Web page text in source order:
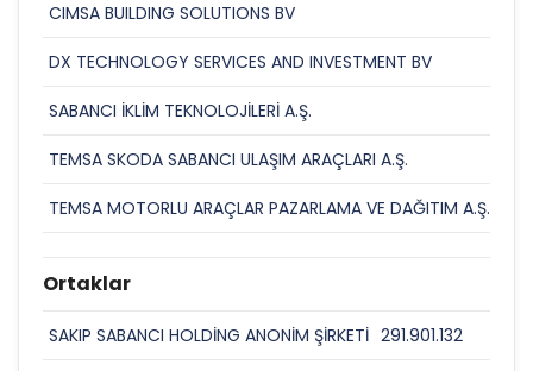
CIMSA BUILDING SOLUTIONS BV
DX TECHNOLOGY SERVICES AND INVESTMENT BV
SABANCI İKLİM TEKNOLOJİLERİ A.Ş.
TEMSA SKODA SABANCI ULAŞIM ARAÇLARI A.Ş.
TEMSA MOTORLU ARAÇLAR PAZARLAMA VE DAĞITIM A.Ş.
Ortaklar
SAKIP SABANCI HOLDİNG ANONİM ŞİRKETİ 291.901.132